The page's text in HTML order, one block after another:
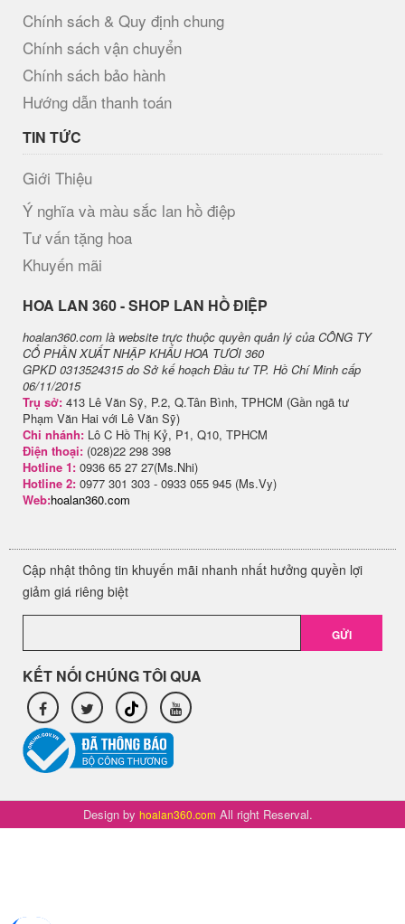
Chính sách & Quy định chung
Chính sách vận chuyển
Chính sách bảo hành
Hướng dẫn thanh toán
TIN TỨC
Giới Thiệu
Ý nghĩa và màu sắc lan hồ điệp
Tư vấn tặng hoa
Khuyến mãi
H​OA LAN 360 - SHOP LAN HỒ ĐIỆP
hoalan360.com là website trực thuộc quyền quản lý của CÔNG TY
CỔ PHẦN XUẤT NHẬP KHẨU HOA TƯƠI 360
GPKD 0313524315 do Sở kế hoạch Đầu tư TP. Hồ Chí Minh cấp
06/11/2015
Trụ sở: 413 Lê Văn Sỹ, P.2, Q.Tân Bình, TPHCM (Gần ngã tư
Phạm Văn Hai với Lê Văn Sỹ)
Chi nhánh: Lô C Hồ Thị Kỷ, P1, Q10, TPHCM
Điện thoại: (028)22 298 398
Hotline 1: 0936 65 27 27(Ms.Nhi)
Hotline 2: 0977 301 303 - 0933 055 945 (Ms.Vy)
Web:hoalan360.com
Cập nhật thông tin khuyến mãi nhanh nhất hưởng quyền lợi
giảm giá riêng biệt
GỬI
KẾT NỐI CHÚNG TÔI QUA
Design by hoalan360.com All right Reserval.